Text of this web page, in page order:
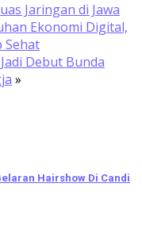
Jaringan di Jawa
Ekonomi Digital,
Sehat
Debut Bunda
»
Hairshow Di Candi